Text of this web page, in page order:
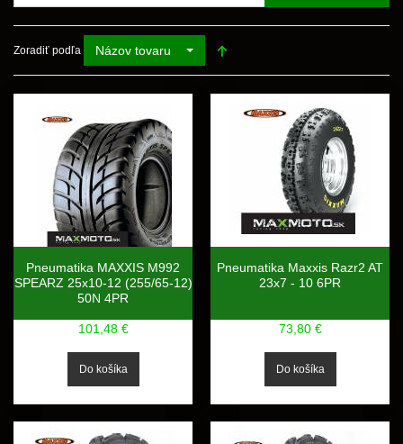
Zoradiť podľa Názov tovaru
Pneumatika MAXXIS M992
SPEARZ 25x10-12 (255/65-12)
50N 4PR
101,48 €
Pneumatika Maxxis Razr2 AT
23x7 - 10 6PR
73,80 €